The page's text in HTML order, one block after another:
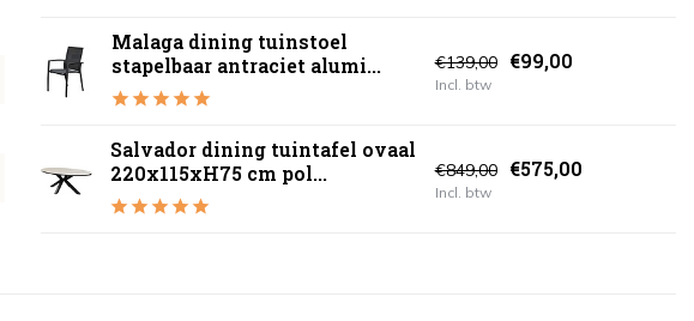
Malaga dining tuinstoel
stapelbaar antraciet alumi...
€139,00 €99,00
Incl. btw
Salvador dining tuintafel ovaal
220x115xH75 cm pol...
€849,00 €575,00
Incl. btw